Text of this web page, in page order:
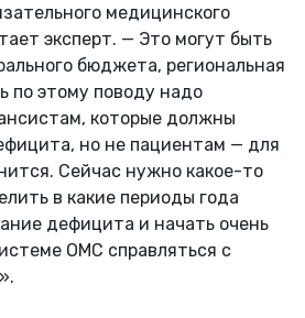
медицинского
эксперт. — Это могут быть
бюджета, региональная
по этому поводу надо
которые должны
но не пациентам — для
Сейчас нужно какое-то
в какие периоды года
дефицита и начать очень
ОМС справляться с